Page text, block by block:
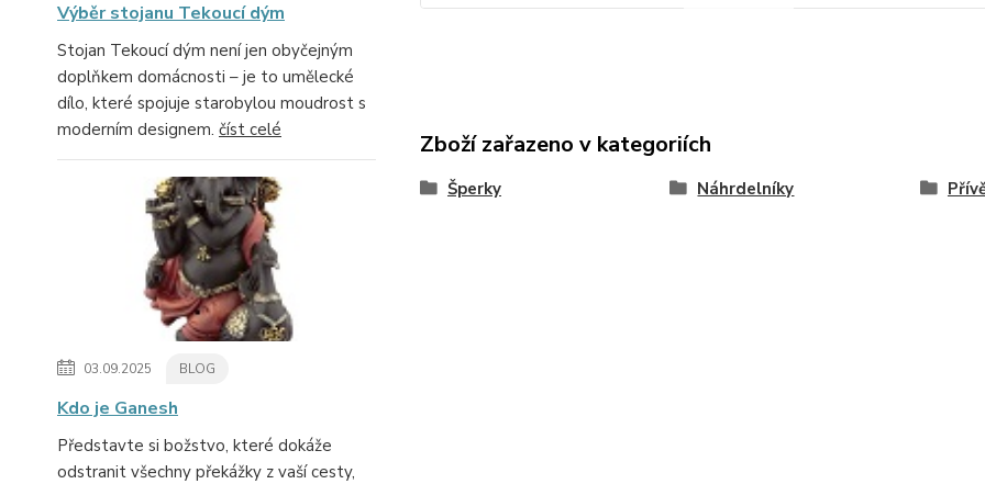
Výběr stojanu Tekoucí dým
Stojan Tekoucí dým není jen obyčejným
doplňkem domácnosti – je to umělecké
dílo, které spojuje starobylou moudrost s
moderním designem. číst celé
03.09.2025 BLOG
Kdo je Ganesh
Představte si božstvo, které dokáže
odstranit všechny překážky z vaší cesty,
Zboží zařazeno v kategoriích
Šperky Náhrdelníky